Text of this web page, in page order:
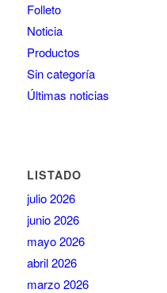
Folleto
Noticia
Productos
Sin categoría
Últimas noticias
LISTADO
julio 2026
junio 2026
mayo 2026
abril 2026
marzo 2026